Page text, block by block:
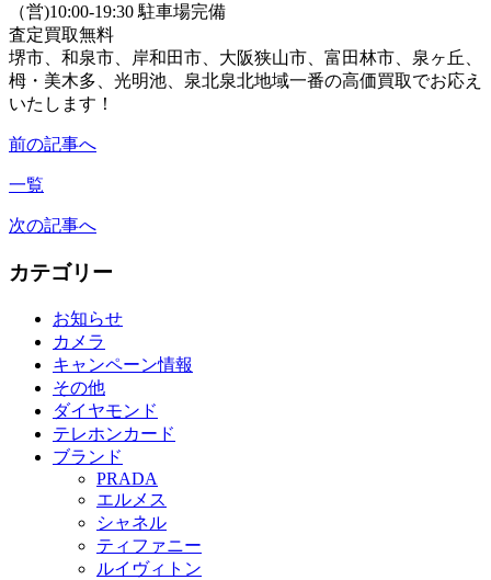
（営)10:00-19:30 駐車場完備
査定買取無料
堺市、和泉市、岸和田市、大阪狭山市、富田林市、泉ヶ丘、
栂・美木多、光明池、泉北泉北地域一番の高価買取でお応え
いたします！
前の記事へ
一覧
次の記事へ
カテゴリー
お知らせ
カメラ
キャンペーン情報
その他
ダイヤモンド
テレホンカード
ブランド
PRADA
エルメス
シャネル
ティファニー
ルイヴィトン